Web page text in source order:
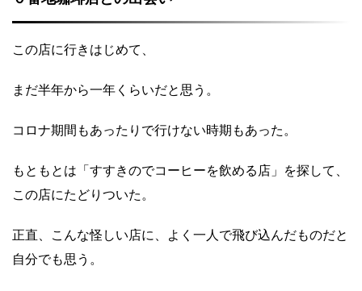
この店に行きはじめて、
まだ半年から一年くらいだと思う。
コロナ期間もあったりで行けない時期もあった。
もともとは「すすきのでコーヒーを飲める店」を探して、
この店にたどりついた。
正直、こんな怪しい店に、よく一人で飛び込んだものだと
自分でも思う。